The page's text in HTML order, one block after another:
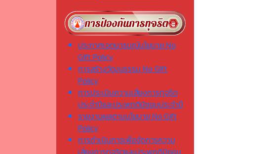
ประกาศเจตนารมณ์นโยบาย No
Gift Policy
การสร้างวัฒนธรรม No Gift
Policy
การประเมินความเสี่ยงการทุจริต
ประจำปีและประพฤติมิชอบประจำปี
รายงานผลตามนโยบาย No Gift
Policy
การดำเนินการเพื่อจัดการความ
เสี่ยงการทุจริตและประพฤติมิชอบ